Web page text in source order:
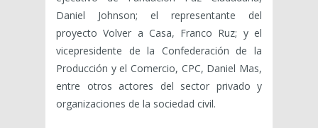
Daniel Johnson; el representante del
proyecto Volver a Casa, Franco Ruz; y el
vicepresidente de la Confederación de la
Producción y el Comercio, CPC, Daniel Mas,
entre otros actores del sector privado y
organizaciones de la sociedad civil.